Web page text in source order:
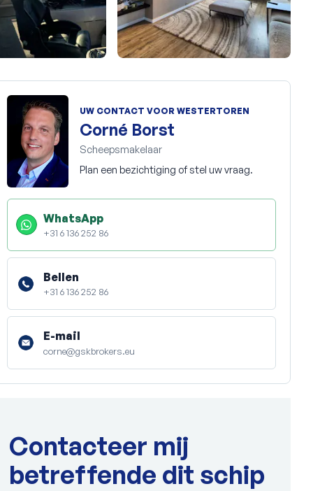
UW CONTACT VOOR WESTERTOREN
Corné Borst
Scheepsmakelaar
Plan een bezichtiging of stel uw vraag.
WhatsApp
+31 6 136 252 86
Bellen
+31 6 136 252 86
E-mail
corne@gskbrokers.eu
Contacteer mij
betreffende dit schip